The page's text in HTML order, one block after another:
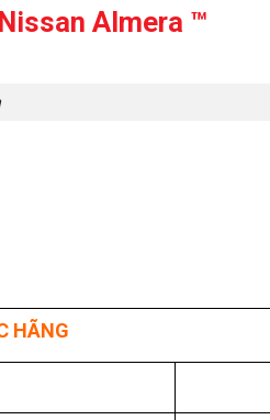
Almera ™
HÃNG